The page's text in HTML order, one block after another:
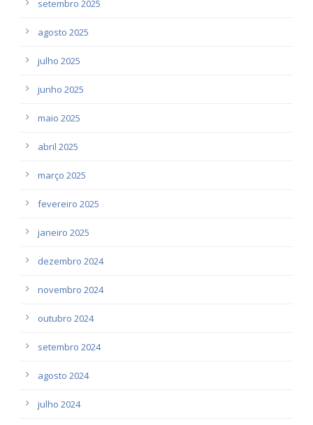
setembro 2025
agosto 2025
julho 2025
junho 2025
maio 2025
abril 2025
março 2025
fevereiro 2025
janeiro 2025
dezembro 2024
novembro 2024
outubro 2024
setembro 2024
agosto 2024
julho 2024